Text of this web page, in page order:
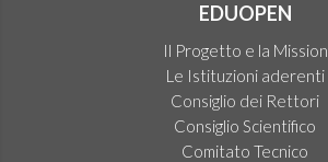
EDUOPEN
Il Progetto e la Mission
Le Istituzioni aderenti
Consiglio dei Rettori
Consiglio Scientifico
Comitato Tecnico